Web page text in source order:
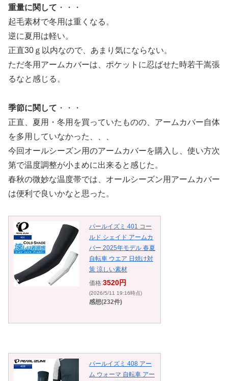
重量に関して ・・・
起毛素材で冬用は重くなる。
逆に夏用は軽い。
正直30ｇ以内なので、あまり気にならない。
ただ冬用アームカバーは、ポケットに忍ばせた時若干嵩張
るなと感じる。
季節に関して ・・・
正直、夏用・冬用を買っていたものの、アームカバー自体
を多用していなかった、、、
今回オールシーズン用のアームカバーを購入し、使い方次
第で温度調整が小まめに出来ると感じた。
春秋の微妙な温度帯では、オールシーズン用アームカバー
は便利で良いかなと思った。
パールイズミ 401 コー
ルド シェイド アームカ
バー 2025年モデル 春夏
自転車 ウエア 日焼け対
策 涼しい素材
価格:3520円
(2026/5/11 19:16時点)
感想(232件)
パールイズミ 408 アー
ム ウォーマ 自転車 アー